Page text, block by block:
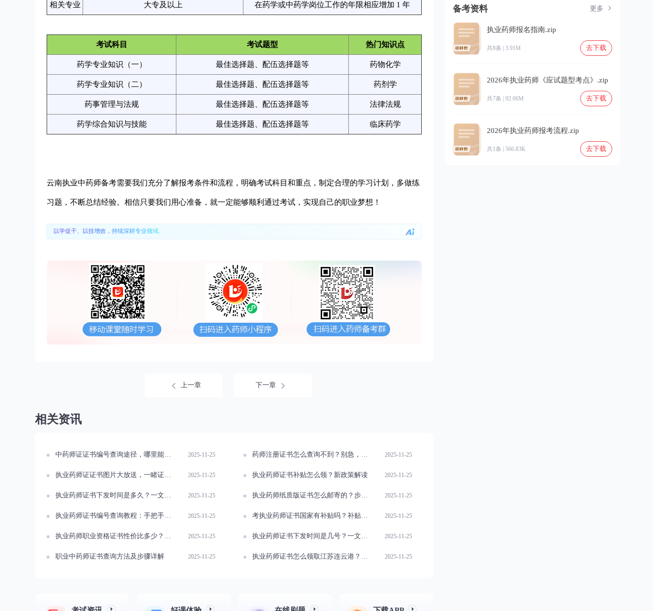
相关专业 大专及以上 在药学或中药学岗位工作的年限相应增加 1 年
考试科目 考试题型 热门知识点
药学专业知识（一） 最佳选择题、配伍选择题等 药物化学
药学专业知识（二） 最佳选择题、配伍选择题等 药剂学
药事管理与法规 最佳选择题、配伍选择题等 法律法规
药学综合知识与技能 最佳选择题、配伍选择题等 临床药学
云南执业中药师备考需要我们充分了解报考条件和流程，明确考试科目和重点，制定合理的学习计划，多做练
习题，不断总结经验。相信只要我们用心准备，就一定能够顺利通过考试，实现自己的职业梦想！
以学促干、以技增效，持续深耕专业领域。
上一章 下一章
相关资讯
中药师证证书编号查询途径，哪里能得知是多少？ 2025-11-25 药师注册证书怎么查询不到？别急，看这里 2025-11-25
执业药师证证书图片大放送，一睹证书真容 2025-11-25 执业药师证书补贴怎么领？新政策解读 2025-11-25
执业药师证书下发时间是多久？一文读懂 2025-11-25 执业药师纸质版证书怎么邮寄的？步骤详解 2025-11-25
执业药师证书编号查询教程：手把手教你 2025-11-25 考执业药师证书国家有补贴吗？补贴标准一览 2025-11-25
执业药师职业资格证书性价比多少？一文读懂 2025-11-25 执业药师证书下发时间是几号？一文读懂 2025-11-25
职业中药师证书查询方法及步骤详解 2025-11-25 执业药师证书怎么领取江苏连云港？详细流程来啦 2025-11-25
备考资料 更多
执业药师报名指南.zip
共8条 | 3.91M 去下载
2026年执业药师《应试题型考点》.zip
共7条 | 92.06M 去下载
2026年执业药师报考流程.zip
共1条 | 566.83K 去下载